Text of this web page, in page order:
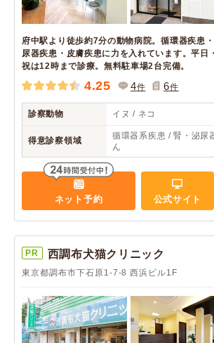
府中駅より徒歩約7分の動物病院。循環器疾患
尿器疾患・皮膚疾患に力を入れています。平日
祝は12時まで診療。無料駐車場2台完備。
4.25 4件 6件
診察動物 イヌ / ネコ
得意診察領域
循環器系疾患 / 腎・泌尿
ん
ネット予約 公式サイト
PR 西調布犬猫クリニック
東京都調布市下石原1-7-8 西浜ビル1F